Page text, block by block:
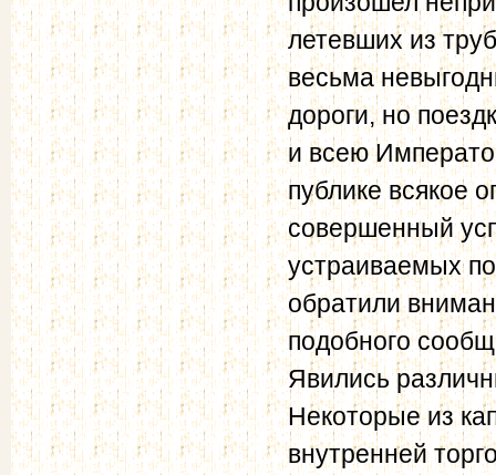
летевших из
весьма
дороги, но
и всею
публике всякое
совершенный
устраиваемых
обратили
подобного
Явились
Некоторые из
внутренней